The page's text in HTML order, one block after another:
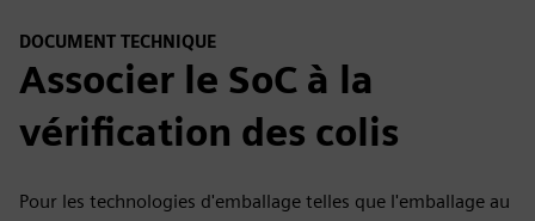
DOCUMENT TECHNIQUE
Associer le SoC à la
vérification des colis
Pour les technologies d'emballage telles que l'emballage au